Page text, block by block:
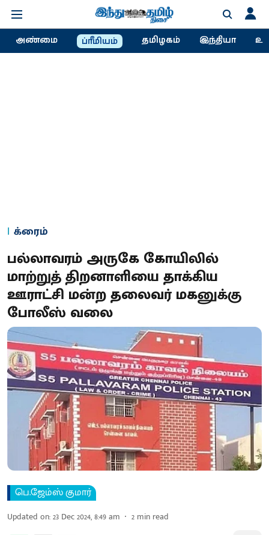
அண்மை ப்ரீமியம் தமிழகம் இந்தியா
க்ரைம்
பல்லாவரம் அருகே கோயிலில்
மாற்றுத் திறனாளியை தாக்கிய
ஊராட்சி மன்ற தலைவர் மகனுக்கு
போலீஸ் வலை
பெ.ஜேம்ஸ் குமார்
Updated on:23 Dec 2024, 8:49 am 2 min read